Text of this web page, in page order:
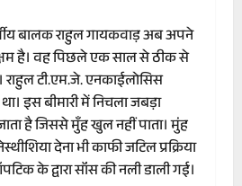
बालक राहुल गायकवाड़ अब अपने
है। वह पिछले एक साल से ठीक से
राहुल टी.एम.जे. एनकाईलोसिस
इस बीमारी में निचला जबड़ा
है जिससे मुँह खुल नहीं पाता। मुंह
देना भी काफी जटिल प्रक्रिया
के द्वारा सॉंस की नली डाली गई।